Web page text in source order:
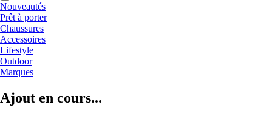
Nouveautés
Prêt à porter
Chaussures
Accessoires
Lifestyle
Outdoor
Marques
Ajout en cours...